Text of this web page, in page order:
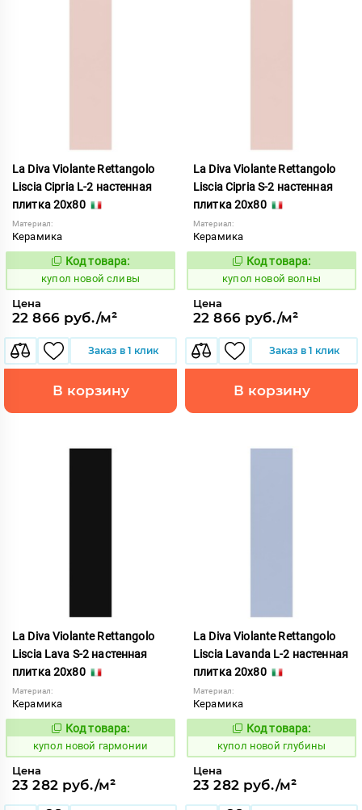
La Diva Violante Rettangolo
Liscia Cipria L-2 настенная
плитка 20x80
Материал:
Керамика
851886
Код товара:
купол новой сливы
Цена
22 866 руб./м²
Заказ в 1 клик
В корзину
La Diva Violante Rettangolo
Liscia Cipria S-2 настенная
плитка 20x80
Материал:
Керамика
851887
Код товара:
купол новой волны
Цена
22 866 руб./м²
Заказ в 1 клик
В корзину
La Diva Violante Rettangolo
Liscia Lava S-2 настенная
плитка 20x80
Материал:
Керамика
851891
Код товара:
купол новой гармонии
Цена
23 282 руб./м²
La Diva Violante Rettangolo
Liscia Lavanda L-2 настенная
плитка 20x80
Материал:
Керамика
851892
Код товара:
купол новой глубины
Цена
23 282 руб./м²